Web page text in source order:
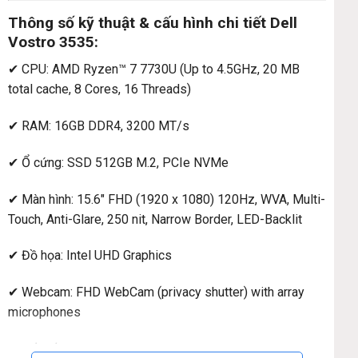
Thông số kỹ thuật & cấu hình chi tiết Dell
Vostro 3535:
✔ CPU: AMD Ryzen™ 7 7730U (Up to 4.5GHz, 20 MB
total cache, 8 Cores, 16 Threads)
✔ RAM: 16GB DDR4, 3200 MT/s
✔ Ổ cứng: SSD 512GB M.2, PCIe NVMe
✔ Màn hình: 15.6″ FHD (1920 x 1080) 120Hz, WVA, Multi-
Touch, Anti-Glare, 250 nit, Narrow Border, LED-Backlit
✔ Đồ họa: Intel UHD Graphics
✔ Webcam: FHD WebCam (privacy shutter) with array
microphones
✔ Kết nối: USB-A, USB-C, HDMI, jack 3.5mm, SD card